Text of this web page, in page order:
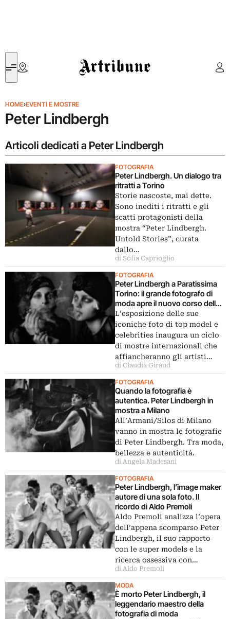
Artribune
HOME›EVENTI E MOSTRE
Peter Lindbergh
Articoli dedicati a Peter Lindbergh
FOTOGRAFIA
Peter Lindbergh. Un dialogo tra
ritratti a Torino
Storie nascoste, mai dette.
Sono inediti i ritratti e gli
scatti protagonisti della
mostra “Peter Lindbergh.
Untold Stories”, curata
dallo…
di Sofia Caprioglio
FOTOGRAFIA
Peter Lindbergh a Paratissima
Torino: il grande fotografo di
moda apre il nuovo corso della
fiera
L’esposizione delle sue
iconiche foto di top model e
celebrities inaugura un ciclo
di mostre internazionali che
affiancheranno gli artisti…
di Claudia Giraud
FOTOGRAFIA
Quando la fotografia è
autentica. Peter Lindbergh in
mostra a Milano
All’Armani/Silos di Milano
vanno in mostra le fotografie
di Peter Lindbergh. Tra moda,
bellezza e autenticità.
di Angela Madesani
FOTOGRAFIA
Peter Lindbergh, l’image maker
autore di una sola foto. Il
ricordo di Aldo Premoli
Aldo Premoli analizza l’opera
dell’appena scomparso Peter
Lindbergh, il suo rapporto
con le super models e la
ricerca ossessiva con…
di Aldo Premoli
MODA
È morto Peter Lindbergh, il
leggendario maestro della
fotografia di moda